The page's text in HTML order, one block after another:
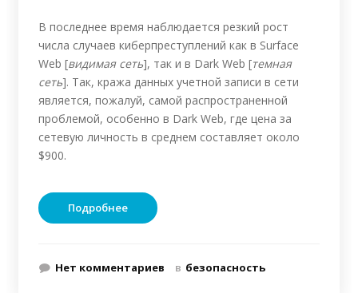
В последнее время наблюдается резкий рост
числа случаев киберпреступлений как в Surface
Web [видимая сеть], так и в Dark Web [темная
сеть]. Так, кража данных учетной записи в сети
является, пожалуй, самой распространенной
проблемой, особенно в Dark Web, где цена за
сетевую личность в среднем составляет около
$900.
Подробнее
Нет комментариев в безопасность